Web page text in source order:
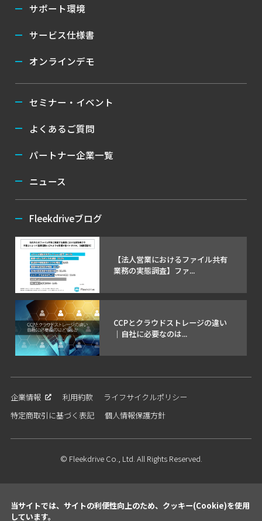
サポート環境
サービス仕様書
オンラインデモ
セミナー・イベント
よくあるご質問
パートナー企業一覧
ニュース
Fleekdriveブログ
【法人営業におけるファイル共有
業務の実態調査】ファ...
CCPとクラウドストレージの違い
｜自社に必要なのは...
企業情報 利用約款
ライフサイクルポリシー
特定商取引に基づく表記
個人情報保護方針
© Fleekdrive Co., Ltd. All Rights Reserved.
当サイトでは、サイトの利便性向上のため、クッキー(Cookie)を使用
しています。